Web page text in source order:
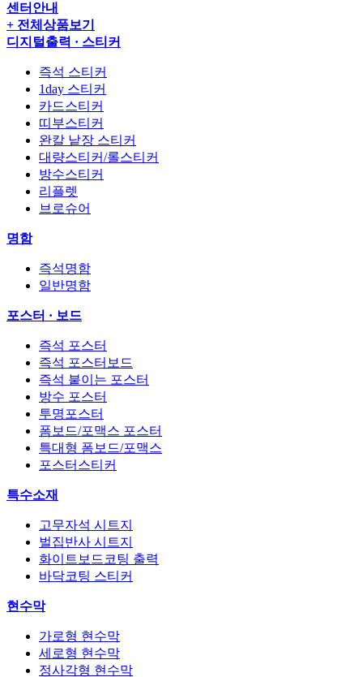
센터안내
+ 전체상품보기
디지털출력 · 스티커
즉석 스티커
1day 스티커
카드스티커
띠부스티커
완칼 낱장 스티커
대량스티커/롤스티커
방수스티커
리플렛
브로슈어
명함
즉석명함
일반명함
포스터 · 보드
즉석 포스터
즉석 포스터보드
즉석 붙이는 포스터
방수 포스터
투명포스터
폼보드/포맥스 포스터
특대형 폼보드/포맥스
포스터스티커
특수소재
고무자석 시트지
벌집반사 시트지
화이트보드코팅 출력
바닥코팅 스티커
현수막
가로형 현수막
세로형 현수막
정사각형 현수막